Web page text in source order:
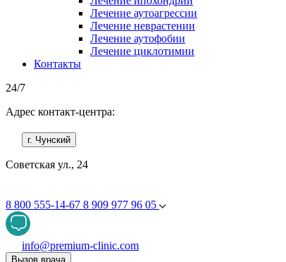
Лечение аутоагрессии
Лечение неврастении
Лечение аутофобии
Лечение циклотимии
Контакты
24/7
Адрес контакт-центра:
г. Чунский
Советская ул., 24
8 800 555-14-67 8 909 977 96 05
info@premium-clinic.com
Вызов врача